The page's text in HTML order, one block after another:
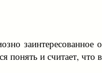
заинтересованное
и считает, что